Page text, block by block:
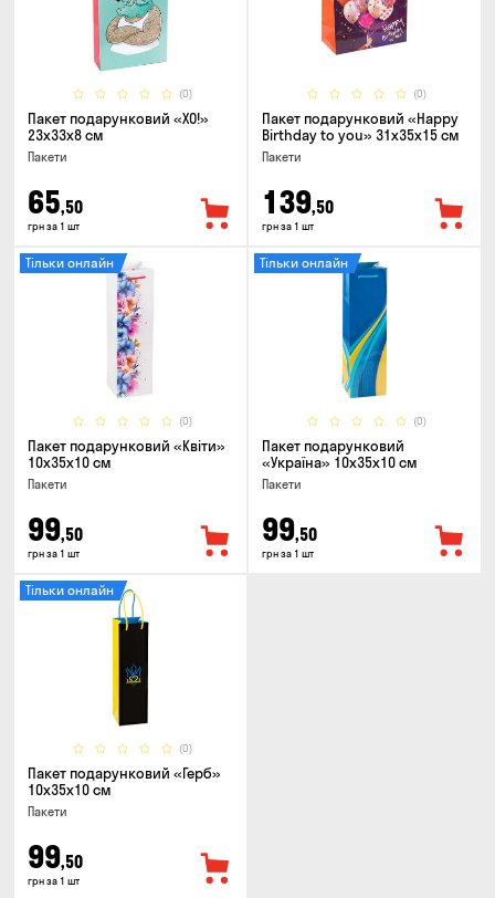
(0)
Пакет подарунковий «ХО!»
23x33x8 см
Пакети
65,50
грн за 1 шт
(0)
Пакет подарунковий «Happy
Birthday to you» 31x35x15 cм
Пакети
139,50
грн за 1 шт
(0)
Тільки онлайн
Пакет подарунковий «Квіти»
10x35x10 см
Пакети
99,50
грн за 1 шт
(0)
Тільки онлайн
Пакет подарунковий
«Україна» 10x35x10 см
Пакети
99,50
грн за 1 шт
(0)
Тільки онлайн
Пакет подарунковий «Герб»
10x35x10 см
Пакети
99,50
грн за 1 шт